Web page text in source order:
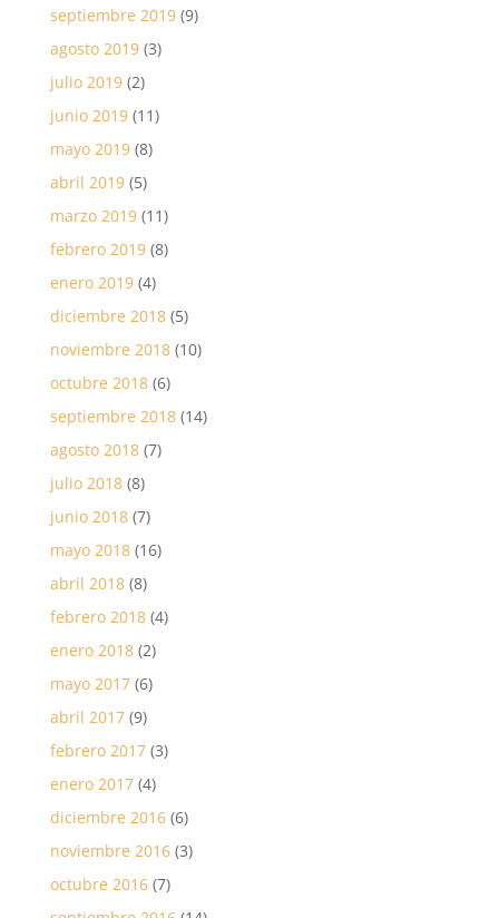
septiembre 2019(9)
agosto 2019(3)
julio 2019(2)
junio 2019(11)
mayo 2019(8)
abril 2019(5)
marzo 2019(11)
febrero 2019(8)
enero 2019(4)
diciembre 2018(5)
noviembre 2018(10)
octubre 2018(6)
septiembre 2018(14)
agosto 2018(7)
julio 2018(8)
junio 2018(7)
mayo 2018(16)
abril 2018(8)
febrero 2018(4)
enero 2018(2)
mayo 2017(6)
abril 2017(9)
febrero 2017(3)
enero 2017(4)
diciembre 2016(6)
noviembre 2016(3)
octubre 2016(7)